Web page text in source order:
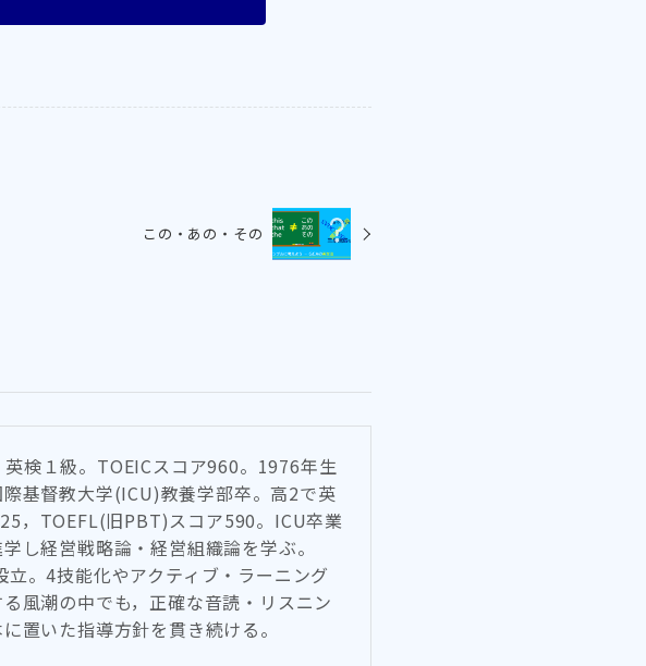
この・あの・その
検１級。TOEICスコア960。1976年生
基督教大学(ICU)教養学部卒。高2で英
，TOEFL(旧PBT)スコア590。ICU卒業
し経営戦略論・経営組織論を学ぶ。
。4技能化やアクティブ・ラーニング
風潮の中でも，正確な音読・リスニン
置いた指導方針を貫き続ける。